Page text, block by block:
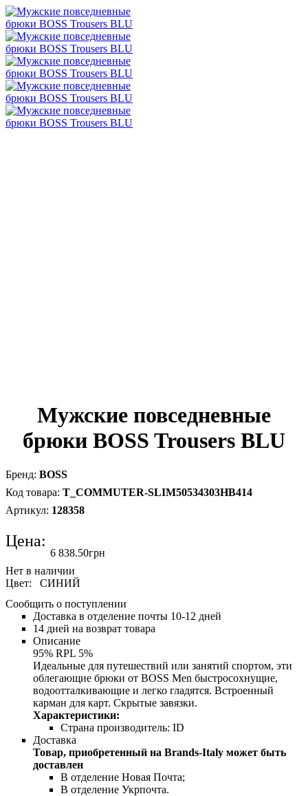
Мужские повседневные
брюки BOSS Trousers BLU
BOSS
T_COMMUTER-SLIM50534303HB414
128358
Цена:
6 838.50грн
Цвет:
СИНИЙ
Сообщить о поступлении
Доставка в отделение почты 10-12 дней
14 дней на возврат товара
Описание
95% RPL 5%
Идеальные для путешествий или занятий спортом, эти
облегающие брюки от BOSS Men быстросохнущие,
водоотталкивающие и легко гладятся. Встроенный
карман для карт. Скрытые завязки.
Характеристики:
Страна производитель: ID
Доставка
Товар, приобретенный на Brands-Italy может быть
доставлен
В отделение Новая Почта;
В отделение Укрпочта.